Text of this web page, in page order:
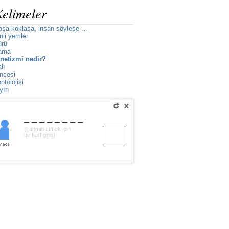
koklaşa, insan söyleşe ...
yemler
nedir?
(Tahmin etmek için
bir harf girin)